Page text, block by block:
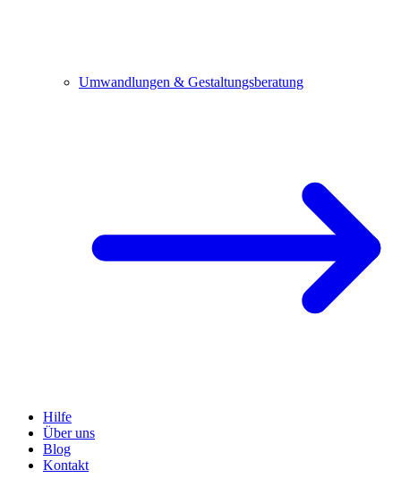
Umwandlungen & Gestaltungsberatung
Hilfe
Über uns
Blog
Kontakt